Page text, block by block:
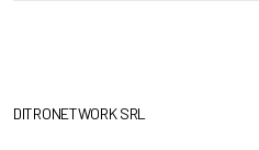
DITRONETWORK SRL